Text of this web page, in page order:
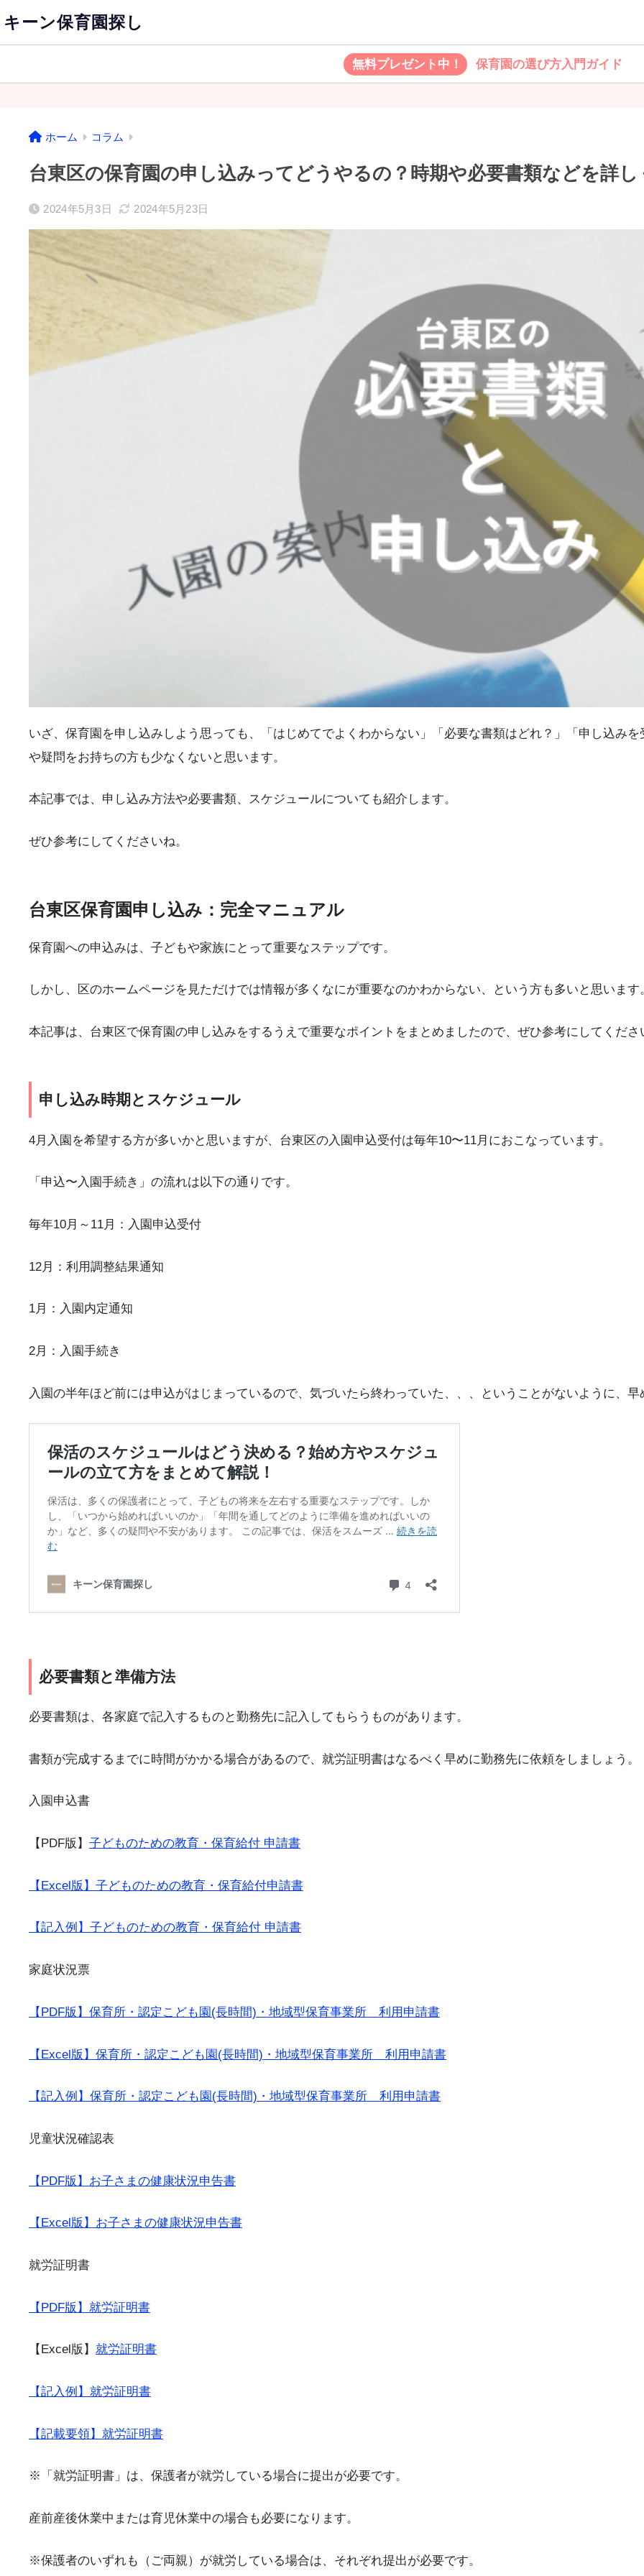
キーン保育園探し
無料プレゼント中！ 保育園の選び方入門ガイド
ホーム コラム
台東区の保育園の申し込みってどうやるの？時期や必要書類などを詳し
2024年5月3日 2024年5月23日
いざ、保育園を申し込みしよう思っても、「はじめてでよくわからない」「必要な書類はどれ？」「申し込み
や疑問をお持ちの方も少なくないと思います。
本記事では、申し込み方法や必要書類、スケジュールについても紹介します。
ぜひ参考にしてくださいね。
台東区保育園申し込み：完全マニュアル
保育園への申込みは、子どもや家族にとって重要なステップです。
しかし、区のホームページを見ただけでは情報が多くなにが重要なのかわからない、という方も多いと思います
本記事は、台東区で保育園の申し込みをするうえで重要なポイントをまとめましたので、ぜひ参考にしてくださ
申し込み時期とスケジュール
4月入園を希望する方が多いかと思いますが、台東区の入園申込受付は毎年10〜11月におこなっています。
「申込〜入園手続き」の流れは以下の通りです。
毎年10月～11月：入園申込受付
12月：利用調整結果通知
1月：入園内定通知
2月：入園手続き
入園の半年ほど前には申込がはじまっているので、気づいたら終わっていた、、、ということがないように、早
必要書類と準備方法
必要書類は、各家庭で記入するものと勤務先に記入してもらうものがあります。
書類が完成するまでに時間がかかる場合があるので、就労証明書はなるべく早めに勤務先に依頼をしましょう。
入園申込書
【PDF版】 子どものための教育・保育給付 申請書
【Excel版】子どものための教育・保育給付申請書
【記入例】子どものための教育・保育給付 申請書
家庭状況票
【PDF版】保育所・認定こども園(長時間)・地域型保育事業所 利用申請書
【Excel版】保育所・認定こども園(長時間)・地域型保育事業所 利用申請書
【記入例】保育所・認定こども園(長時間)・地域型保育事業所 利用申請書
児童状況確認表
【PDF版】お子さまの健康状況申告書
【Excel版】お子さまの健康状況申告書
就労証明書
【PDF版】就労証明書
【Excel版】 就労証明書
【記入例】就労証明書
【記載要領】就労証明書
※「就労証明書」は、保護者が就労している場合に提出が必要です。
産前産後休業中または育児休業中の場合も必要になります。
※保護者のいずれも（ご両親）が就労している場合は、それぞれ提出が必要です。